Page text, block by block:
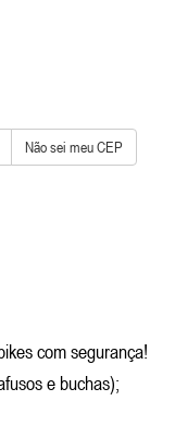
Não sei meu CEP
com segurança!
e buchas);